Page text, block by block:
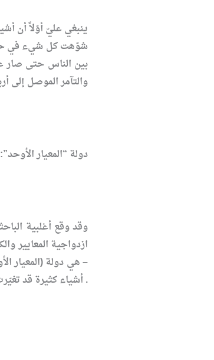
ينبغي عليّ أوّلاً أن
شوّهت كل شيء في
بين الناس حتى صار
والتآمر الموصل إلى
دولة “المعيار
وقد وقع أغلبية
ازدواجية المعايير
– هي دولة (المعيار
. أشياء كثيرة قد